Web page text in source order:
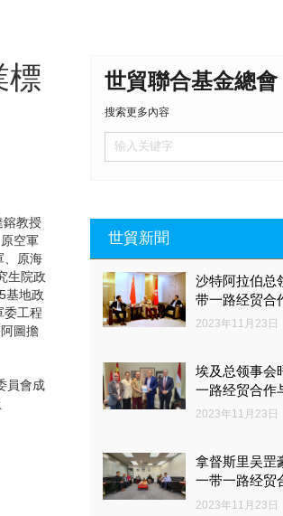
標
水問
重要舉
鎔教授
空軍
、原海
生院政
基地政
委工程
圖擔
員會成
世貿聯合基金總會
搜索更多內容
世貿新聞
沙特阿拉伯总
带一路经贸合
2023年11月23日
埃及总领事会
一路经贸合作
2023年11月23日
拿督斯里吴罡
一带一路经贸
2023年11月23日